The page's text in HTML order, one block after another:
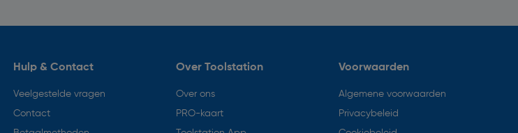
Hulp & Contact
Veelgestelde vragen
Contact
Over Toolstation
Over ons
PRO-kaart
Voorwaarden
Algemene voorwaarden
Privacybeleid